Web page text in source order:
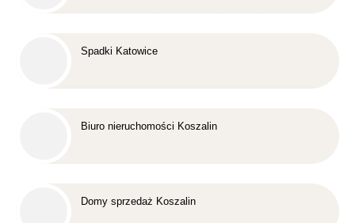
Spadki Katowice
Biuro nieruchomości Koszalin
Domy sprzedaż Koszalin